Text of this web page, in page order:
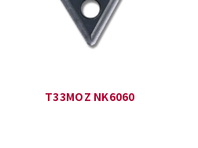
T33MOZ NK6060